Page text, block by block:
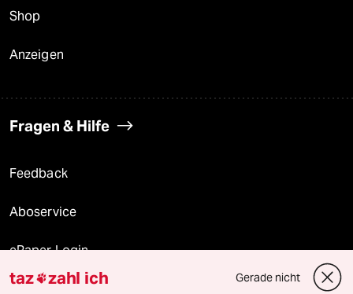
Shop
Anzeigen
Fragen & Hilfe
Feedback
Aboservice
ePaper Login
Downloads für Abonnierende
taz zahl ich Gerade nicht